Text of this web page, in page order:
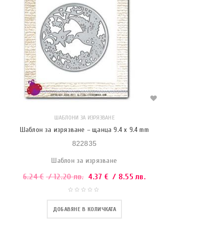
ШАБЛОНИ ЗА ИЗРЯЗВАНЕ
Шаблон за изрязване – щанца 9.4 x 9.4 mm
822835
Шаблон за изрязване
6.24€ / 12.20 лв. 4.37 € / 8.55 лв.
ДОБАВЯНЕ В КОЛИЧКАТА